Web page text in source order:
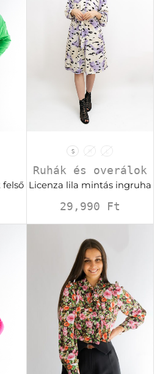
felső
S M L
Ruhák és overálok
Licenza lila mintás ingruha
29,990 Ft